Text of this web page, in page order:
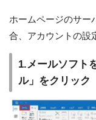
ホームページのサー
合、アカウントの設
1.メールソフト
ル」をクリック